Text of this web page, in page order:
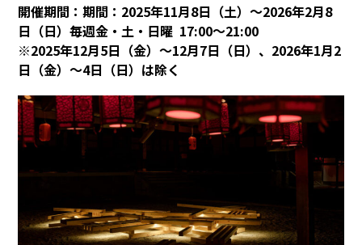
開催期間：期間：2025年11月8日（土）～2026年2月8
日（日）毎週金・土・日曜 17:00～21:00
※2025年12月5日（金）～12月7日（日）、 2026年1月2
日（金）～4日（日）は除く